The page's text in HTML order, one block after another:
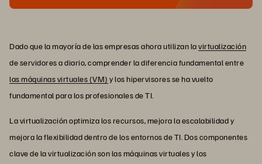
Dado que la mayoría de las empresas ahora utilizan lavirtualización
de servidores a diario, comprender la diferencia fundamental entre
las máquinas virtuales (VM) y los hipervisores se ha vuelto
fundamental para los profesionales de TI.
La virtualización optimiza los recursos, mejora la escalabilidad y
mejora la flexibilidad dentro de los entornos de TI. Dos componentes
clave de la virtualización son las máquinas virtuales y los